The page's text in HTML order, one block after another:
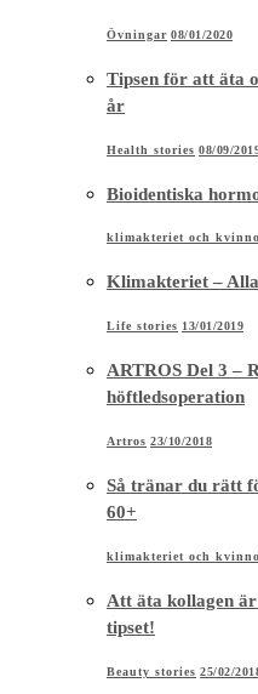
Övningar 08/01/2020
Tipsen för att äta
år
Health stories 08/09/
Bioidentiska
klimakteriet och
Klimakteriet –
Life stories 13/01/2019
ARTROS Del 3 –
höftledsoperation
Artros 23/10/2018
Så tränar du rätt
60+
klimakteriet och
Att äta kollagen
tipset!
Beauty stories 25/02/